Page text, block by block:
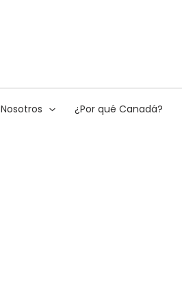
Nosotros ¿Por qué Canadá?